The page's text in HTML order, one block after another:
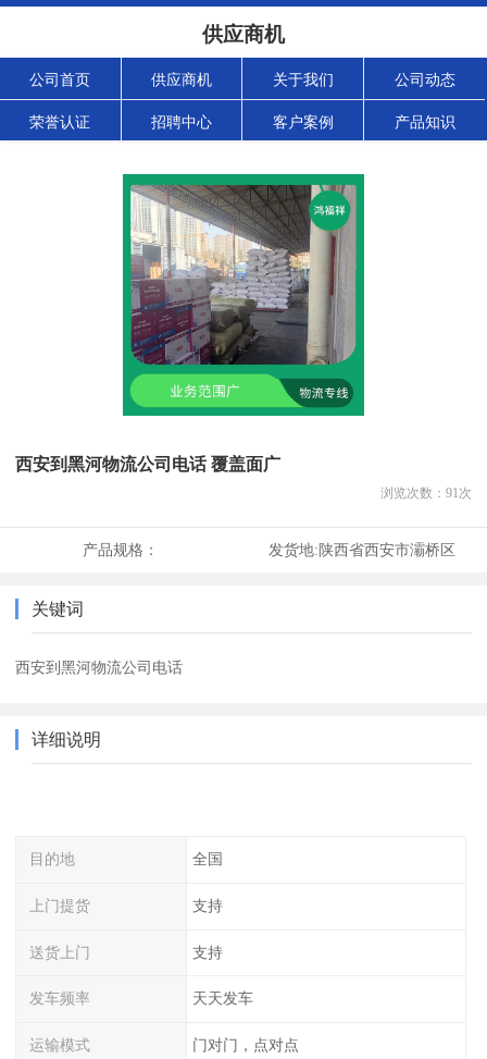
供应商机
公司首页 供应商机 关于我们 公司动态
荣誉认证 招聘中心 客户案例 产品知识
西安到黑河物流公司电话 覆盖面广
浏览次数： 91次
产品规格： 发货地:陕西省西安市灞桥区
关键词
西安到黑河物流公司电话
详细说明
目的地 全国
上门提货 支持
送货上门 支持
发车频率 天天发车
运输模式 门对门，点对点